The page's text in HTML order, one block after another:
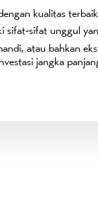
kualitas
sifat-sifat unggul
atau bahkan
jangka